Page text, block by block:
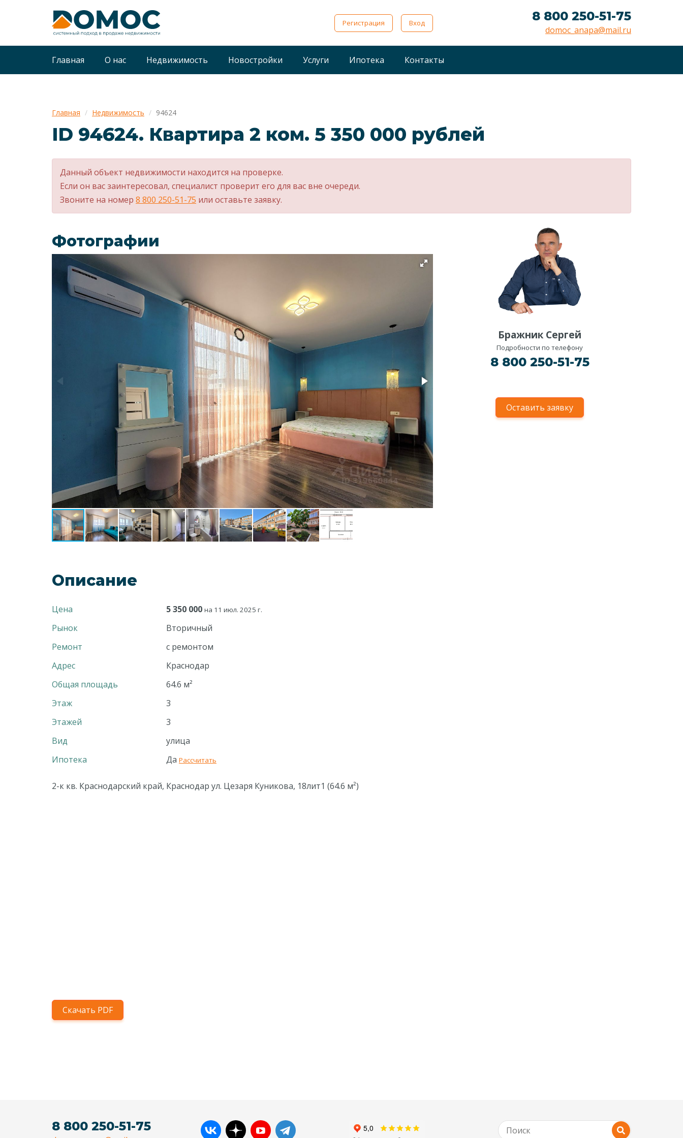
Регистрация Вход 8 800 250-51-75
domoc_anapa@mail.ru
Главная О нас Недвижимость Новостройки Услуги Ипотека Контакты
Главная Недвижимость 94624
ID 94624. Квартира 2 ком. 5 350 000 рублей
Данный объект недвижимости находится на проверке.
Если он вас заинтересовал, специалист проверит его для вас вне очереди.
Звоните на номер 8 800 250-51-75 или оставьте заявку.
Фотографии
Описание
Цена 5 350 000 на 11 июл. 2025 г.
Рынок
Вторичный
Ремонт
с ремонтом
Адрес
Краснодар
Общая площадь
64.6 м²
Этаж
3
Этажей
3
Вид
улица
Ипотека
Да Рассчитать
2-к кв. Краснодарский край, Краснодар ул. Цезаря Куникова, 18лит1 (64.6 м²)
Скачать PDF
Бражник Сергей
Подробности по телефону
8 800 250-51-75
Оставить заявку
8 800 250-51-75